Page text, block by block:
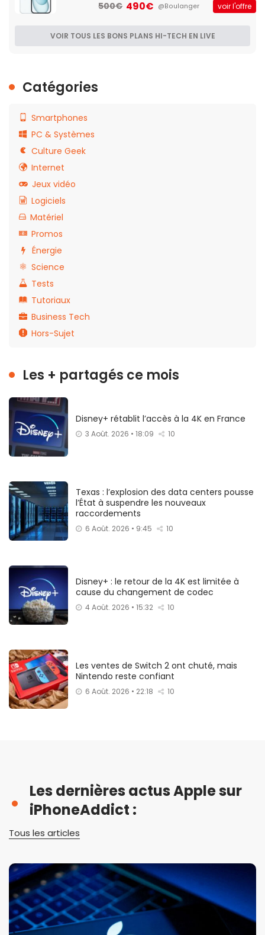
500€ 490€ @Boulanger voir l'offre
VOIR TOUS LES BONS PLANS HI-TECH EN LIVE
Catégories
Smartphones
PC & Systèmes
Culture Geek
Internet
Jeux vidéo
Logiciels
Matériel
Promos
Énergie
Science
Tests
Tutoriaux
Business Tech
Hors-Sujet
Les + partagés ce mois
Disney+ rétablit l’accès à la 4K en France
3 Août. 2026 • 18:09 10
Texas : l’explosion des data centers pousse
l’État à suspendre les nouveaux
raccordements
6 Août. 2026 • 9:45 10
Disney+ : le retour de la 4K est limitée à
cause du changement de codec
4 Août. 2026 • 15:32 10
Les ventes de Switch 2 ont chuté, mais
Nintendo reste confiant
6 Août. 2026 • 22:18 10
Les dernières actus Apple sur
iPhoneAddict :
Tous les articles